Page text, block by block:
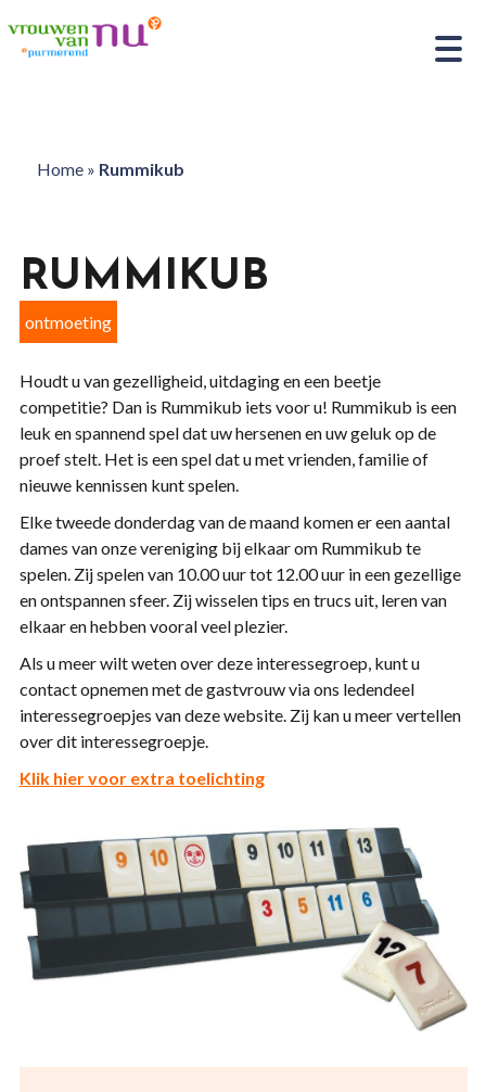
Home» Rummikub
RUMMIKUB
ontmoeting
Houdt u van gezelligheid, uitdaging en een beetje
competitie? Dan is Rummikub iets voor u! Rummikub is een
leuk en spannend spel dat uw hersenen en uw geluk op de
proef stelt. Het is een spel dat u met vrienden, familie of
nieuwe kennissen kunt spelen.
Elke tweede donderdag van de maand komen er een aantal
dames van onze vereniging bij elkaar om Rummikub te
spelen. Zij spelen van 10.00 uur tot 12.00 uur in een gezellige
en ontspannen sfeer. Zij wisselen tips en trucs uit, leren van
elkaar en hebben vooral veel plezier.
Als u meer wilt weten over deze interessegroep, kunt u
contact opnemen met de gastvrouw via ons ledendeel
interessegroepjes van deze website. Zij kan u meer vertellen
over dit interessegroepje.
Klik hier voor extra toelichting